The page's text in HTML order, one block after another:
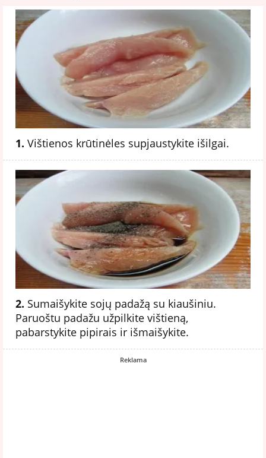
1. Vištienos krūtinėles supjaustykite išilgai.
2. Sumaišykite sojų padažą su kiaušiniu.
Paruoštu padažu užpilkite vištieną,
pabarstykite pipirais ir išmaišykite.
Reklama